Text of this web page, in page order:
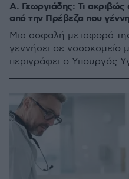
Α. Γεωργιάδης: Τι ακριβώς
από την Πρέβεζα που
Μια ασφαλή μεταφορά
γεννήσει σε νοσοκομείο
περιγράφει ο Υπουργός